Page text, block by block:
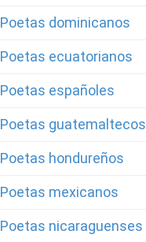
Poetas dominicanos
Poetas ecuatorianos
Poetas españoles
Poetas guatemaltecos
Poetas hondureños
Poetas mexicanos
Poetas nicaraguenses